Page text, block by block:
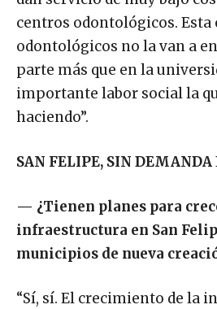
centros odontológicos. Esta
odontológicos no la van a
parte más que en la
importante labor social la
haciendo”.
SAN FELIPE, SIN DEMANDA
— ¿Tienen planes para
infraestructura en San
municipios de nueva
“Sí, sí. El crecimiento de la